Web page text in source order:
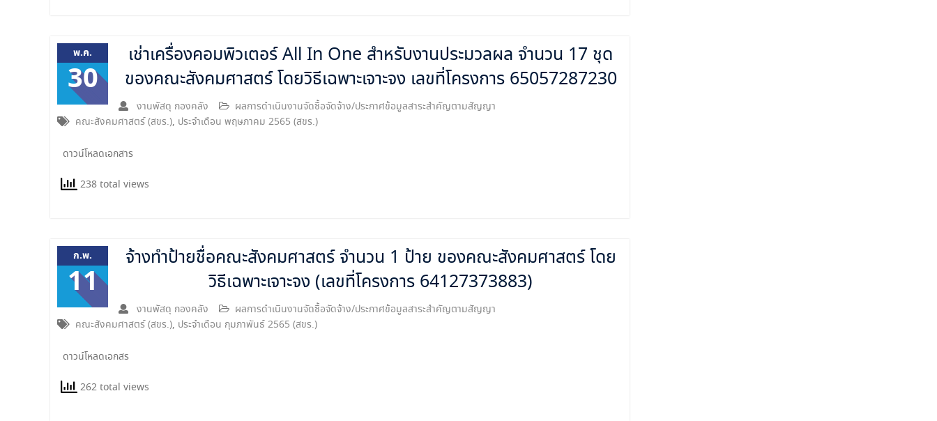
พ.ค.
30
เช่าเครื่องคอมพิวเตอร์ All In One สำหรับงานประมวลผล จำนวน 17 ชุด
ของคณะสังคมศาสตร์ โดยวิธีเฉพาะเจาะจง เลขที่โครงการ 65057287230
งานพัสดุ กองคลัง
ผลการดำเนินงานจัดซื้อจัดจ้าง/ประกาศข้อมูลสาระสำคัญตามสัญญา
คณะสังคมศาสตร์ (สขร.), ประจำเดือน พฤษภาคม 2565 (สขร.)
ดาวน์โหลดเอกสาร
238 total views
ก.พ.
11
จ้างทำป้ายชื่อคณะสังคมศาสตร์ จำนวน 1 ป้าย ของคณะสังคมศาสตร์ โดย
วิธีเฉพาะเจาะจง (เลขที่โครงการ 64127373883)
งานพัสดุ กองคลัง
ผลการดำเนินงานจัดซื้อจัดจ้าง/ประกาศข้อมูลสาระสำคัญตามสัญญา
คณะสังคมศาสตร์ (สขร.), ประจำเดือน กุมภาพันธ์ 2565 (สขร.)
ดาวน์โหลดเอกสร
262 total views